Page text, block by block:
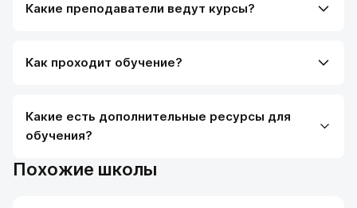
Какие преподаватели ведут курсы?
Как проходит обучение?
Какие есть дополнительные ресурсы для
обучения?
Похожие школы